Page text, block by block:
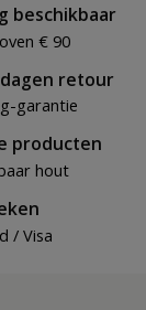
beschikbaar
€ 90
retour
garantie
producten
hout
/ Visa